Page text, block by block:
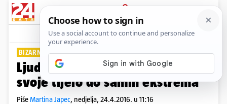
PRIJAVA
Lifestyle Komentari
BIZARNI BILDERI
Ljudi koji su bildanjem odveli
svoje tijelo do samih ekstrema
PišeMartina Japec, nedjelja, 24.4.2016. u 11:16